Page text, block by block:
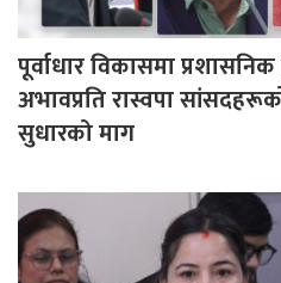
पूर्वाधार विकासमा
अभावप्रति रास्वपा
सुधारको माग